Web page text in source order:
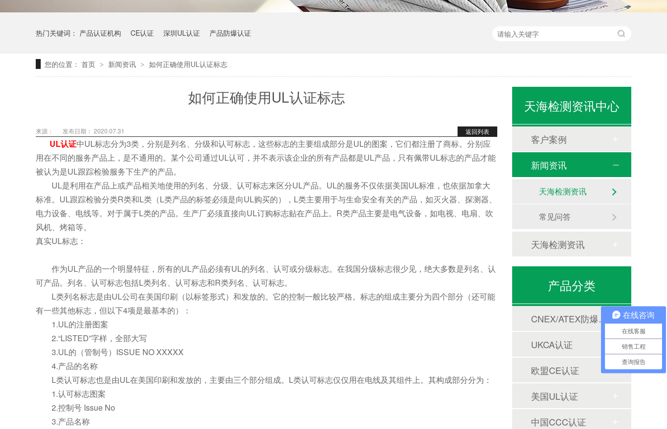
热门关键词： 产品认证机构 CE认证 深圳UL认证 产品防爆认证
您的位置： 首页 > 新闻资讯 > 如何正确使用UL认证标志
如何正确使用UL认证标志
返回列表
来源： 发布日期： 2020.07.31
UL认证中UL标志分为3类，分别是列名、分级和认可标志，这些标志的主要组成部分是UL的图案，它们都注册了商标。分别应
用在不同的服务产品上，是不通用的。某个公司通过UL认可，并不表示该企业的所有产品都是UL产品，只有佩带UL标志的产品才能
被认为是UL跟踪检验服务下生产的产品。
UL是利用在产品上或产品相关地使用的列名、分级、认可标志来区分UL产品。UL的服务不仅依据美国UL标准，也依据加拿大
标准。UL跟踪检验分类R类和L类（L类产品的标签必须是向UL购买的），L类主要用于与生命安全有关的产品，如灭火器、探测器、
电力设备、电线等。对于属于L类的产品。生产厂必须直接向UL订购标志贴在产品上。R类产品主要是电气设备，如电视、电扇、吹
风机、烤箱等。
真实UL标志：
作为UL产品的一个明显特征，所有的UL产品必须有UL的列名、认可或分级标志。在我国分级标志很少见，绝大多数是列名、认
可产品。列名、认可标志包括L类列名、认可标志和R类列名、认可标志。
L类列名标志是由UL公司在美国印刷（以标签形式）和发放的。它的控制一般比较严格。标志的组成主要分为四个部分（还可能
有一些其他标志，但以下4项是最基本的）：
1.UL的注册图案
2.“LISTED”字样，全部大写
3.UL的（管制号）ISSUE NO XXXXX
4.产品的名称
L类认可标志也是由UL在美国印刷和发放的，主要由三个部分组成。L类认可标志仅仅用在电线及其组件上。其构成部分分为：
1.认可标志图案
2.控制号 Issue No
3.产品名称
天海检测资讯中心
客户案例
新闻资讯
天海检测资讯
常见问答
天海检测资讯
产品分类
CNEX/ATEX防爆合格证
UKCA认证
欧盟CE认证
美国UL认证
中国CCC认证
在线咨询
在线客服
销售工程
查询报告